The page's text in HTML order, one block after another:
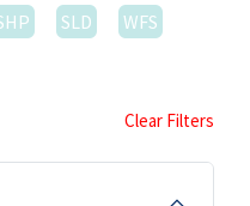
SLD
WFS
Clear Filters